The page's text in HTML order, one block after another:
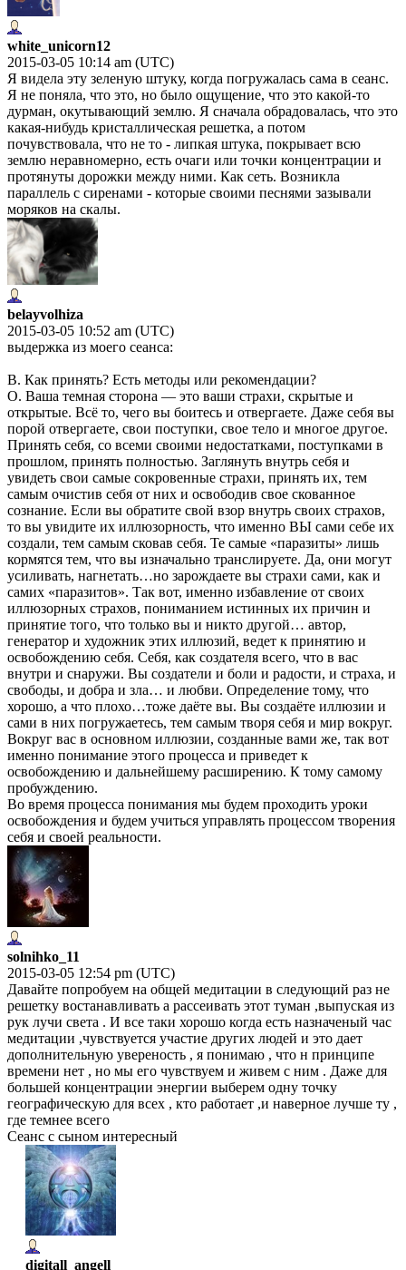
white_unicorn12
2015-03-05 10:14 am (UTC)
Я видела эту зеленую штуку, когда погружалась сама в сеанс.
Я не поняла, что это, но было ощущение, что это какой-то
дурман, окутывающий землю. Я сначала обрадовалась, что это
какая-нибудь кристаллическая решетка, а потом
почувствовала, что не то - липкая штука, покрывает всю
землю неравномерно, есть очаги или точки концентрации и
протянуты дорожки между ними. Как сеть. Возникла
параллель с сиренами - которые своими песнями зазывали
моряков на скалы.
belayvolhiza
2015-03-05 10:52 am (UTC)
выдержка из моего сеанса:
В. Как принять? Есть методы или рекомендации?
О. Ваша темная сторона — это ваши страхи, скрытые и
открытые. Всё то, чего вы боитесь и отвергаете. Даже себя вы
порой отвергаете, свои поступки, свое тело и многое другое.
Принять себя, со всеми своими недостатками, поступками в
прошлом, принять полностью. Заглянуть внутрь себя и
увидеть свои самые сокровенные страхи, принять их, тем
самым очистив себя от них и освободив свое скованное
сознание. Если вы обратите свой взор внутрь своих страхов,
то вы увидите их иллюзорность, что именно ВЫ сами себе их
создали, тем самым сковав себя. Те самые «паразиты» лишь
кормятся тем, что вы изначально транслируете. Да, они могут
усиливать, нагнетать…но зарождаете вы страхи сами, как и
самих «паразитов». Так вот, именно избавление от своих
иллюзорных страхов, пониманием истинных их причин и
принятие того, что только вы и никто другой… автор,
генератор и художник этих иллюзий, ведет к принятию и
освобождению себя. Себя, как создателя всего, что в вас
внутри и снаружи. Вы создатели и боли и радости, и страха, и
свободы, и добра и зла… и любви. Определение тому, что
хорошо, а что плохо…тоже даёте вы. Вы создаёте иллюзии и
сами в них погружаетесь, тем самым творя себя и мир вокруг.
Вокруг вас в основном иллюзии, созданные вами же, так вот
именно понимание этого процесса и приведет к
освобождению и дальнейшему расширению. К тому самому
пробуждению.
Во время процесса понимания мы будем проходить уроки
освобождения и будем учиться управлять процессом творения
себя и своей реальности.
solnihko_11
2015-03-05 12:54 pm (UTC)
Давайте попробуем на общей медитации в следующий раз не
решетку востанавливать а рассеивать этот туман ,выпуская из
рук лучи света . И все таки хорошо когда есть назначеный час
медитации ,чувствуется участие других людей и это дает
дополнительную увереность , я понимаю , что н принципе
времени нет , но мы его чувствуем и живем с ним . Даже для
большей концентрации энергии выберем одну точку
географическую для всех , кто работает ,и наверное лучше ту ,
где темнее всего
Сеанс с сыном интересный
digitall_angell